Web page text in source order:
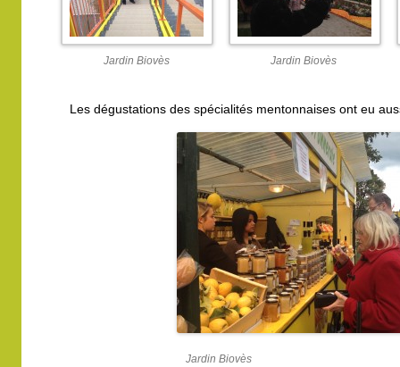
Jardin Biovès Jardin Biovès
Les dégustations des spécialités mentonnaises ont eu
Jardin Biovès